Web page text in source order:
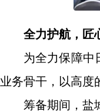
全力护航，匠
为全力保障中
业务骨干，以高度
筹备期间，盐